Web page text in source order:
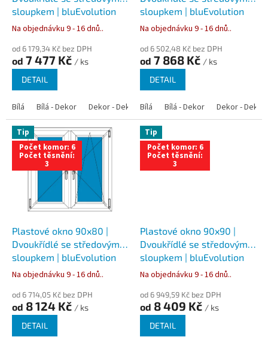
sloupkem | bluEvolution
82 | Trojsklo
Na objednávku 9 - 16 dnů..
od 6 179,34 Kč bez DPH
od 7 477 Kč / ks
DETAIL
Bílá Bílá - Dekor Dekor - Dekor Bílá - Antracit Bílá - Zlatý dub
sloupkem | bluEvolution
82 | Trojsklo
Na objednávku 9 - 16 dnů..
od 6 502,48 Kč bez DPH
od 7 868 Kč / ks
DETAIL
Bílá Bílá - Dekor Dekor - Dekor
Tip
Počet komor: 6
Počet těsnění:
3
Plastové okno 90x80 |
Dvoukřídlé se středovým
sloupkem | bluEvolution
82 | Trojsklo
Na objednávku 9 - 16 dnů..
od 6 714,05 Kč bez DPH
od 8 124 Kč / ks
DETAIL
Tip
Počet komor: 6
Počet těsnění:
3
Plastové okno 90x90 |
Dvoukřídlé se středovým
sloupkem | bluEvolution
82 | Trojsklo
Na objednávku 9 - 16 dnů..
od 6 949,59 Kč bez DPH
od 8 409 Kč / ks
DETAIL